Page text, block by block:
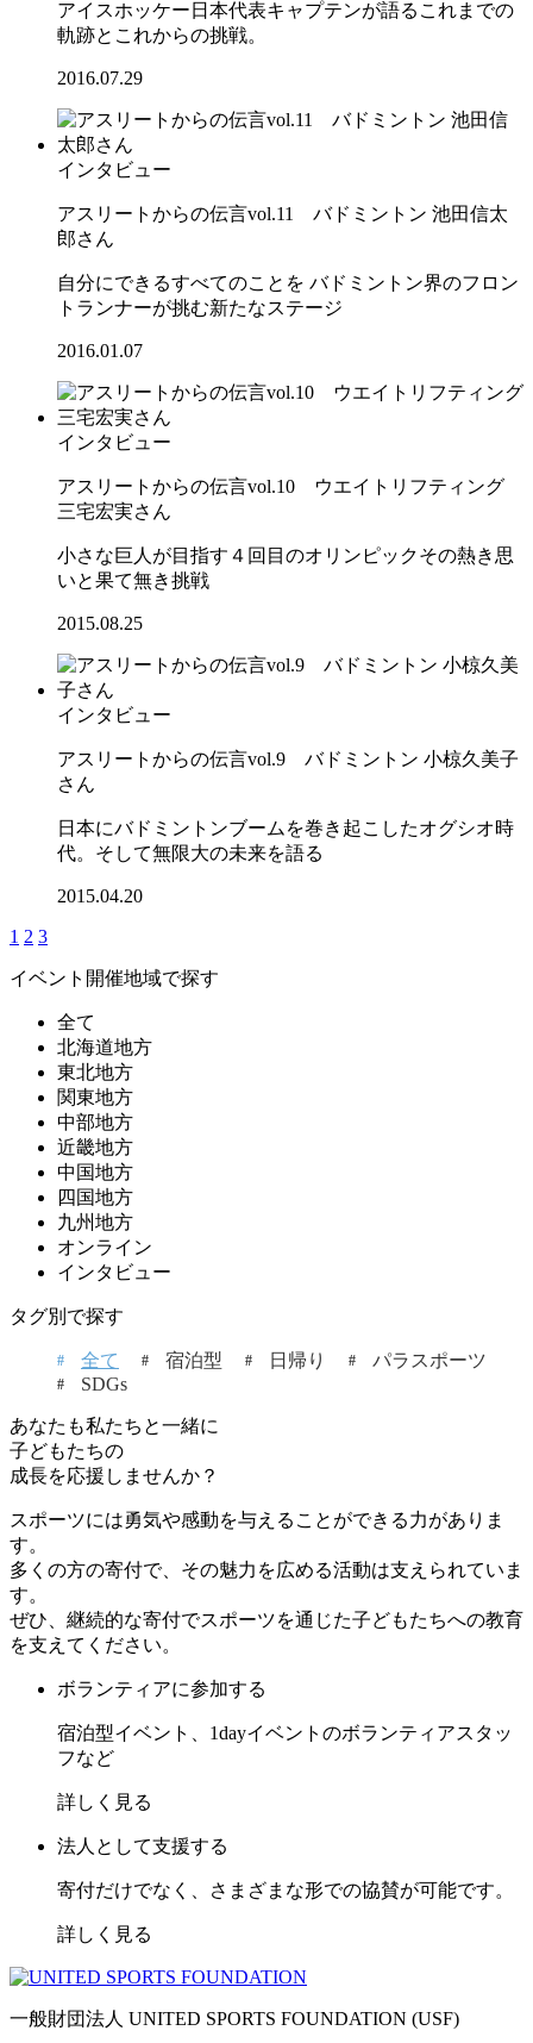
アイスホッケー日本代表キャプテンが語るこれまでの
軌跡とこれからの挑戦。
2016.07.29
インタビュー
アスリートからの伝言vol.11 バドミントン 池田信太
郎さん
自分にできるすべてのことを バドミントン界のフロン
トランナーが挑む新たなステージ
2016.01.07
インタビュー
アスリートからの伝言vol.10 ウエイトリフティング
三宅宏実さん
小さな巨人が目指す４回目のオリンピックその熱き思
いと果て無き挑戦
2015.08.25
インタビュー
アスリートからの伝言vol.9 バドミントン 小椋久美子
さん
日本にバドミントンブームを巻き起こしたオグシオ時
代。そして無限大の未来を語る
2015.04.20
1 2 3
イベント開催地域で探す
全て
北海道地方
東北地方
関東地方
中部地方
近畿地方
中国地方
四国地方
九州地方
オンライン
インタビュー
タグ別で探す
全て 宿泊型 日帰り
パラスポーツ
SDGs
あなたも私たちと一緒に
子どもたちの
成長を応援しませんか？
スポーツには勇気や感動を与えることができる力がありま
す。
多くの方の寄付で、その魅力を広める活動は支えられていま
す。
ぜひ、継続的な寄付でスポーツを通じた子どもたちへの教育
を支えてください。
ボランティアに参加する
宿泊型イベント、1dayイベントのボランティアスタッ
フなど
詳しく見る
法人として支援する
寄付だけでなく、さまざまな形での協賛が可能です。
詳しく見る
一般財団法人 UNITED SPORTS FOUNDATION (USF)